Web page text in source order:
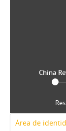
CV -
C -
CEP
D -
DyT -
Di -
China
Área de